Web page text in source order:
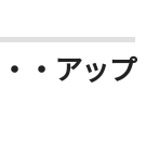
・アップ